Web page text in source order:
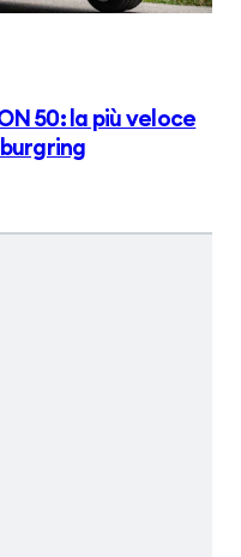
50: la più veloce